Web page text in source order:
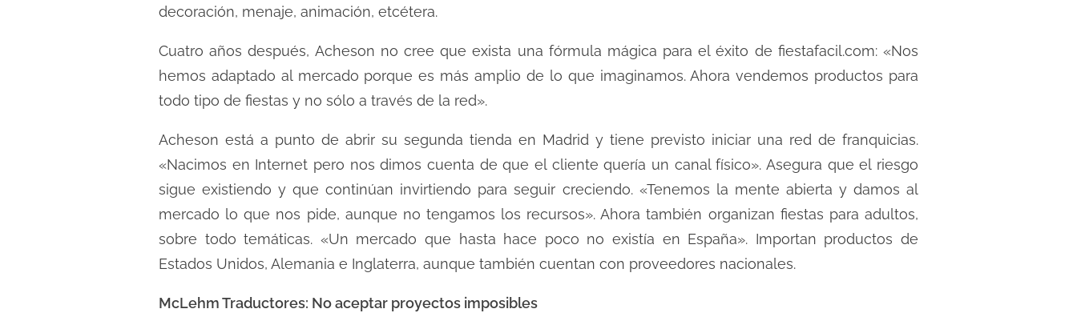
decoración, menaje, animación, etcétera.
Cuatro años después, Acheson no cree que exista una fórmula mágica para el éxito de fiestafacil.com: «Nos
hemos adaptado al mercado porque es más amplio de lo que imaginamos. Ahora vendemos productos para
todo tipo de fiestas y no sólo a través de la red».
Acheson está a punto de abrir su segunda tienda en Madrid y tiene previsto iniciar una red de franquicias.
«Nacimos en Internet pero nos dimos cuenta de que el cliente quería un canal físico». Asegura que el riesgo
sigue existiendo y que continúan invirtiendo para seguir creciendo. «Tenemos la mente abierta y damos al
mercado lo que nos pide, aunque no tengamos los recursos». Ahora también organizan fiestas para adultos,
sobre todo temáticas. «Un mercado que hasta hace poco no existía en España». Importan productos de
Estados Unidos, Alemania e Inglaterra, aunque también cuentan con proveedores nacionales.
McLehm Traductores: No aceptar proyectos imposibles